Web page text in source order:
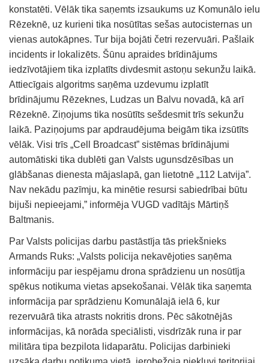
konstatēti. Vēlāk tika saņemts izsaukums uz Komunālo ielu
Rēzeknē, uz kurieni tika nosūtītas sešas autocisternas un
vienas autokāpnes. Tur bija bojāti četri rezervuāri. Pašlaik
incidents ir lokalizēts. Šūnu apraides brīdinājums
iedzīvotājiem tika izplatīts divdesmit astoņu sekunžu laikā.
Attiecīgais algoritms saņēma uzdevumu izplatīt
brīdinājumu Rēzeknes, Ludzas un Balvu novadā, kā arī
Rēzeknē. Ziņojums tika nosūtīts sešdesmit trīs sekunžu
laikā. Paziņojums par apdraudējuma beigām tika izsūtīts
vēlāk. Visi trīs „Cell Broadcast” sistēmas brīdinājumi
automātiski tika dublēti gan Valsts ugunsdzēsības un
glābšanas dienesta mājaslapā, gan lietotnē „112 Latvija”.
Nav nekādu pazīmju, ka minētie resursi sabiedrībai būtu
bijuši nepieejami,” informēja VUGD vadītājs Mārtiņš
Baltmanis.
Par Valsts policijas darbu pastāstīja tās priekšnieks
Armands Ruks: „Valsts policija nekavējoties saņēma
informāciju par iespējamu drona sprādzienu un nosūtīja
spēkus notikuma vietas apsekošanai. Vēlāk tika saņemta
informācija par sprādzienu Komunālajā ielā 6, kur
rezervuārā tika atrasts nokritis drons. Pēc sākotnējās
informācijas, kā norāda speciālisti, visdrīzāk runa ir par
militāra tipa bezpilota lidaparātu. Policijas darbinieki